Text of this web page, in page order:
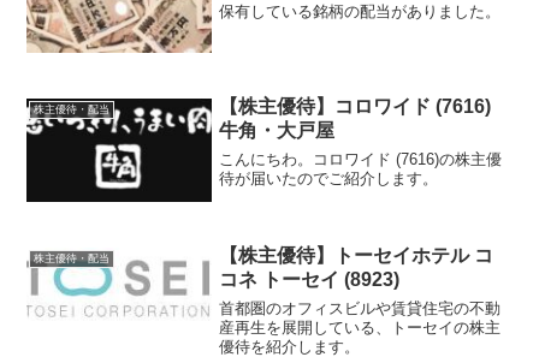
保有している銘柄の配当がありました。
株主優待・配当
【株主優待】コロワイド (7616)
牛角・大戸屋
こんにちわ。コロワイド (7616)の株主優
待が届いたのでご紹介します。
株主優待・配当
【株主優待】トーセイホテル コ
コネ トーセイ (8923)
首都圏のオフィスビルや賃貸住宅の不動
産再生を展開している、トーセイの株主
優待を紹介します。